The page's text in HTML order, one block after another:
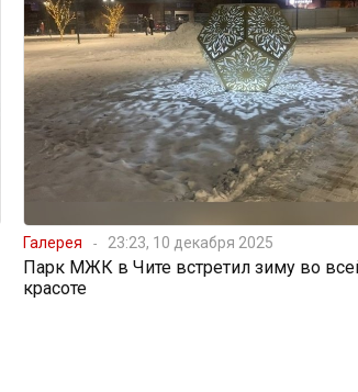
Галерея 23:23, 10 декабря 2025
Парк МЖК в Чите встретил зиму во
красоте